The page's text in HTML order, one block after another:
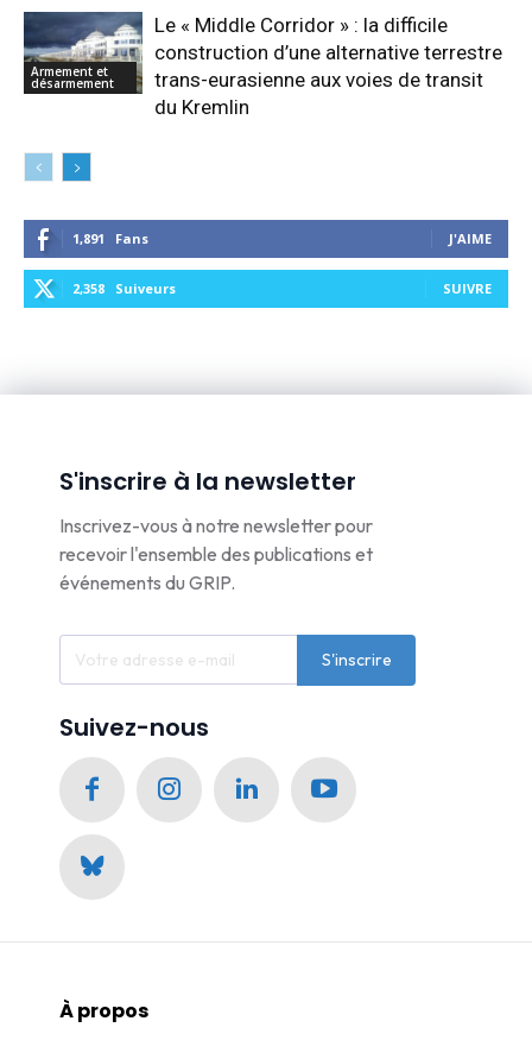
Armement et
désarmement
Le « Middle Corridor » : la difficile
construction d’une alternative terrestre
trans-eurasienne aux voies de transit
du Kremlin
1,891 Fans J'AIME
2,358 Suiveurs SUIVRE
S'inscrire à la newsletter
Inscrivez-vous à notre newsletter pour
recevoir l'ensemble des publications et
événements du GRIP.
S'inscrire
Suivez-nous
À propos